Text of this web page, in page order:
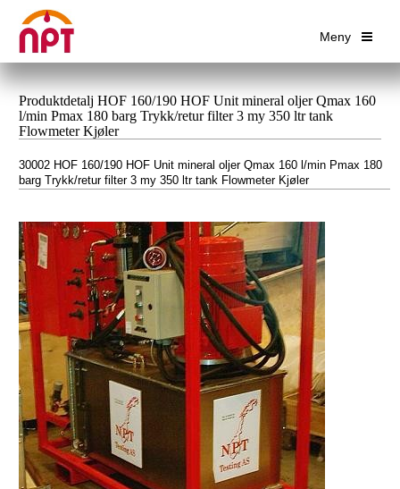
Meny
Produktdetalj HOF 160/190 HOF Unit mineral oljer Qmax 160
l/min Pmax 180 barg Trykk/retur filter 3 my 350 ltr tank
Flowmeter Kjøler
30002 HOF 160/190 HOF Unit mineral oljer Qmax 160 l/min Pmax 180
barg Trykk/retur filter 3 my 350 ltr tank Flowmeter Kjøler